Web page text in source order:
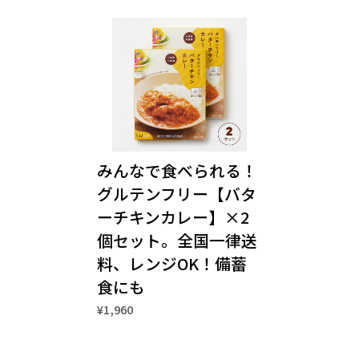
みんなで食べられる！
グルテンフリー【バタ
ーチキンカレー】×2
個セット。全国一律送
料、レンジOK！備蓄
食にも
¥1,960